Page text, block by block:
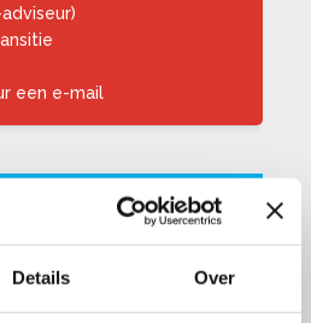
Details Over
een e-mail
Besparen: DEB.nl